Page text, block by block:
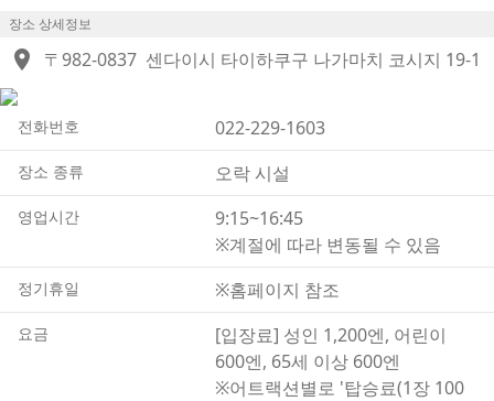
있는 레저랜드입니다.
현재는 센다이시 교통국의 감수를 받아 지하철 도자이선을
지 약 30종류의 시설을 갖추고 있습니다.
또한 센다이 지역 아티스트들의 특별 라이브 공연 등 다양한
이벤트도 큰 볼거리 중 하나입니다.
매년 9월 초순부터 11월 하순까지는, 센다이의 명물인 ‘이모
니’를 별도의 준비물 없이 즐길 수 있는 ‘이모니 세트’도 운영
됩니다.
맑고 높은 가을 하늘 아래에서 바비큐를 즐기듯 여유롭게 이
모니를 맛보는 것은 어떨까요?
장소 상세정보
location_on 〒982-0837 센다이시 타이하쿠구 나가마치 코시지 19-1
전화번호 022-229-1603
장소 종류 오락 시설
영업시간
9:15~16:45
※계절에 따라 변동될 수 있음
정기휴일 ※홈페이지 참조
요금
[입장료] 성인 1,200엔, 어린이
600엔, 65세 이상 600엔
※어트랙션별로 '탑승료(1장 100